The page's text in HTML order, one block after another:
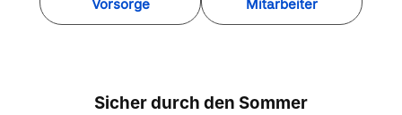
Vorsorge
Mitarbeiter
Sicher durch den Sommer